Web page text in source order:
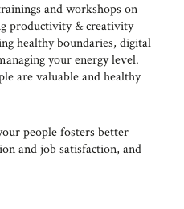
and workshops on
productivity & creativity
healthy boundaries, digital
your energy level.
are valuable and healthy
people fosters better
and job satisfaction, and